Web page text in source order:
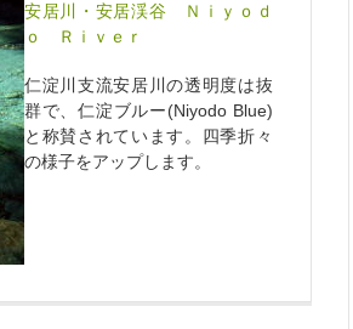
安居川・安居渓谷 Ｎｉｙｏｄ
ｏ Ｒｉｖｅｒ
仁淀川支流安居川の透明度は抜
群で、仁淀ブルー(Niyodo Blue)
と称賛されています。四季折々
の様子をアップします。